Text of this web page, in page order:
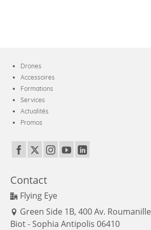
Drones
Accessoires
Formations
Services
Actualités
Promos
Contact
Flying Eye
Green Side 1B, 400 Av. Roumanille
Biot - Sophia Antipolis 06410